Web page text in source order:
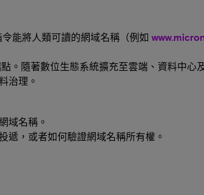
能將人類可讀的網域名稱（例如
。隨著數位生態系統擴充至雲端、資料中心
治理。
域名稱。
遞，或者如何驗證網域名稱所有權。